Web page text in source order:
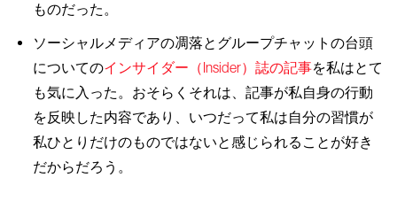
ものだった。
ソーシャルメディアの凋落とグループチャットの台頭
についてのインサイダー（Insider）誌の記事を私はとて
も気に入った。おそらくそれは、記事が私自身の行動
を反映した内容であり、いつだって私は自分の習慣が
私ひとりだけのものではないと感じられることが好き
だからだろう。